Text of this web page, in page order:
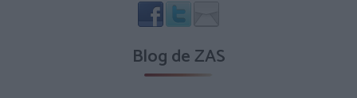
Blog de ZAS